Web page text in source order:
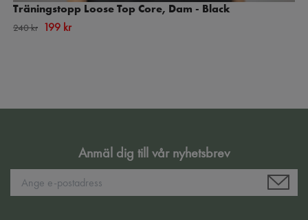
Träningstopp Loose Top Core, Dam - Black
240 kr 199 kr
Anmäl dig till vår nyhetsbrev